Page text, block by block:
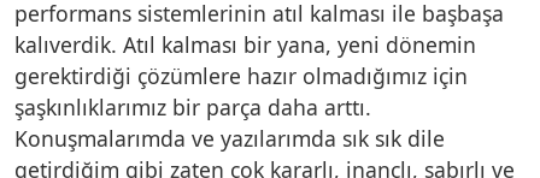
performans sistemlerinin atıl kalması ile başbaşa
kalıverdik. Atıl kalması bir yana, yeni dönemin
gerektirdiği çözümlere hazır olmadığımız için
şaşkınlıklarımız bir parça daha arttı.
Konuşmalarımda ve yazılarımda sık sık dile
getirdiğim gibi zaten çok kararlı, inançlı, sabırlı ve